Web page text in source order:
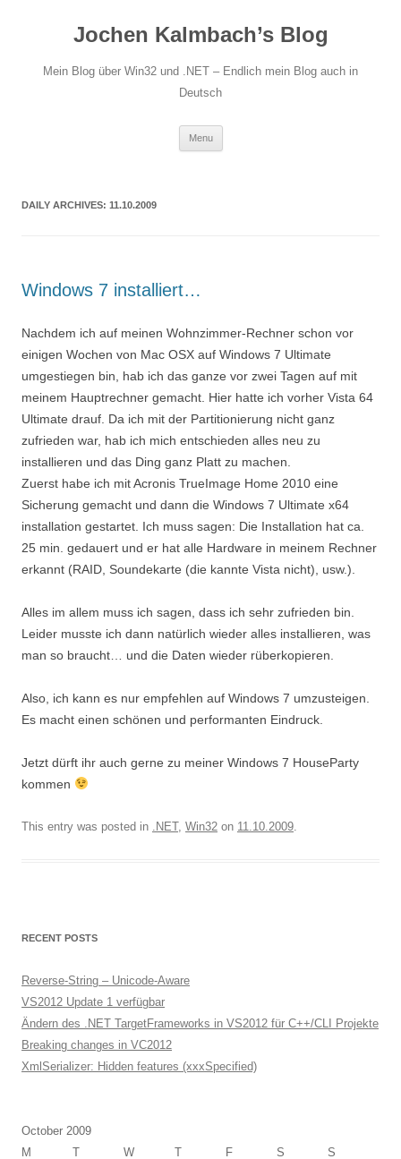
Jochen Kalmbach’s Blog
Mein Blog über Win32 und .NET – Endlich mein Blog auch in
Deutsch
Menu
DAILY ARCHIVES: 11.10.2009
Windows 7 installiert…
Nachdem ich auf meinen Wohnzimmer-Rechner schon vor
einigen Wochen von Mac OSX auf Windows 7 Ultimate
umgestiegen bin, hab ich das ganze vor zwei Tagen auf mit
meinem Hauptrechner gemacht. Hier hatte ich vorher Vista 64
Ultimate drauf. Da ich mit der Partitionierung nicht ganz
zufrieden war, hab ich mich entschieden alles neu zu
installieren und das Ding ganz Platt zu machen.
Zuerst habe ich mit Acronis TrueImage Home 2010 eine
Sicherung gemacht und dann die Windows 7 Ultimate x64
installation gestartet. Ich muss sagen: Die Installation hat ca.
25 min. gedauert und er hat alle Hardware in meinem Rechner
erkannt (RAID, Soundekarte (die kannte Vista nicht), usw.).
Alles im allem muss ich sagen, dass ich sehr zufrieden bin.
Leider musste ich dann natürlich wieder alles installieren, was
man so braucht… und die Daten wieder rüberkopieren.
Also, ich kann es nur empfehlen auf Windows 7 umzusteigen.
Es macht einen schönen und performanten Eindruck.
Jetzt dürft ihr auch gerne zu meiner Windows 7 HouseParty
kommen
This entry was posted in .NET, Win32 on 11.10.2009.
RECENT POSTS
Reverse-String – Unicode-Aware
VS2012 Update 1 verfügbar
Ändern des .NET TargetFrameworks in VS2012 für C++/CLI Projekte
Breaking changes in VC2012
XmlSerializer: Hidden features (xxxSpecified)
October 2009
M
T W T F S
S